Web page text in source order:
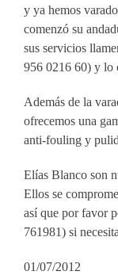
y ya hemos
comenzó su
sus servicios
956 0216 60) y lo
Además de la
ofrecemos una
anti-fouling y
Elías Blanco son
Ellos se
así que por favor
761981) si
01/07/2012